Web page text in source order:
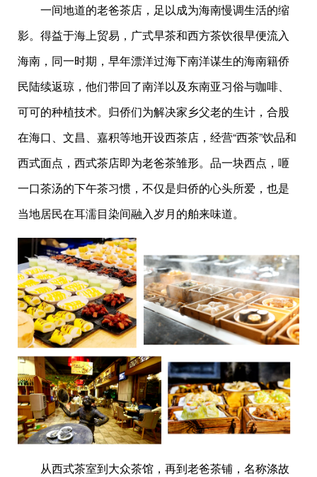
一间地道的老爸茶店，足以成为海南慢调生活的缩
影。得益于海上贸易，广式早茶和西方茶饮很早便流入
海南，同一时期，早年漂洋过海下南洋谋生的海南籍侨
民陆续返琼，他们带回了南洋以及东南亚习俗与咖啡、
可可的种植技术。归侨们为解决家乡父老的生计，合股
在海口、文昌、嘉积等地开设西茶店，经营“西茶”饮品和
西式面点，西式茶店即为老爸茶雏形。品一块西点，咂
一口茶汤的下午茶习惯，不仅是归侨的心头所爱，也是
当地居民在耳濡目染间融入岁月的舶来味道。
从西式茶室到大众茶馆，再到老爸茶铺，名称涤故